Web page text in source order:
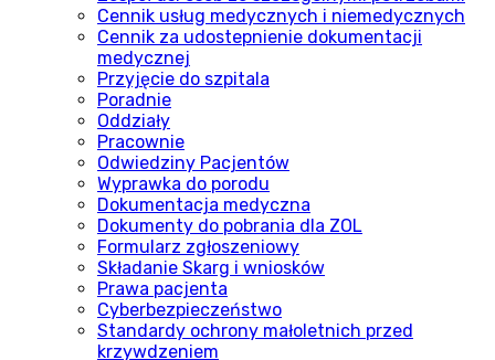
Cennik usług medycznych i niemedycznych
Cennik za udostepnienie dokumentacji
medycznej
Przyjęcie do szpitala
Poradnie
Oddziały
Pracownie
Odwiedziny Pacjentów
Wyprawka do porodu
Dokumentacja medyczna
Dokumenty do pobrania dla ZOL
Formularz zgłoszeniowy
Składanie Skarg i wniosków
Prawa pacjenta
Cyberbezpieczeństwo
Standardy ochrony małoletnich przed
krzywdzeniem